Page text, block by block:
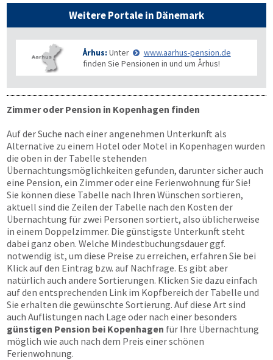
Weitere Portale in Dänemark
Århus: Unter
www.aarhus-pension.de
finden Sie Pensionen in und um Århus!
Zimmer oder Pension in Kopenhagen finden
Auf der Suche nach einer angenehmen Unterkunft als
Alternative zu einem Hotel oder Motel in Kopenhagen wurden
die oben in der Tabelle stehenden
Übernachtungsmöglichkeiten gefunden, darunter sicher auch
eine Pension, ein Zimmer oder eine Ferienwohnung für Sie!
Sie können diese Tabelle nach Ihren Wünschen sortieren,
aktuell sind die Zeilen der Tabelle nach den Kosten der
Übernachtung für zwei Personen sortiert, also üblicherweise
in einem Doppelzimmer. Die günstigste Unterkunft steht
dabei ganz oben. Welche Mindestbuchungsdauer ggf.
notwendig ist, um diese Preise zu erreichen, erfahren Sie bei
Klick auf den Eintrag bzw. auf Nachfrage. Es gibt aber
natürlich auch andere Sortierungen. Klicken Sie dazu einfach
auf den entsprechenden Link im Kopfbereich der Tabelle und
Sie erhalten die gewünschte Sortierung. Auf diese Art sind
auch Auflistungen nach Lage oder nach einer besonders
günstigen Pension bei Kopenhagen für Ihre Übernachtung
möglich wie auch nach dem Preis einer schönen
Ferienwohnung.